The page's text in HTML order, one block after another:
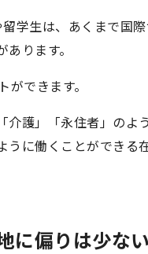
学生は、あくまで国
ります。
できます。
護」「永住者」のよう
うに働くことができる
に偏りは少ない